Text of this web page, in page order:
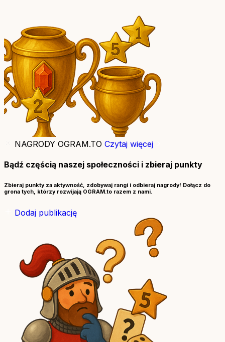
NAGRODY OGRAM.TO Czytaj więcej
Bądź częścią naszej społeczności i zbieraj punkty
Zbieraj punkty za aktywność, zdobywaj rangi i odbieraj nagrody! Dołącz do
grona tych, którzy rozwijają OGRAM.to razem z nami.
Dodaj publikację